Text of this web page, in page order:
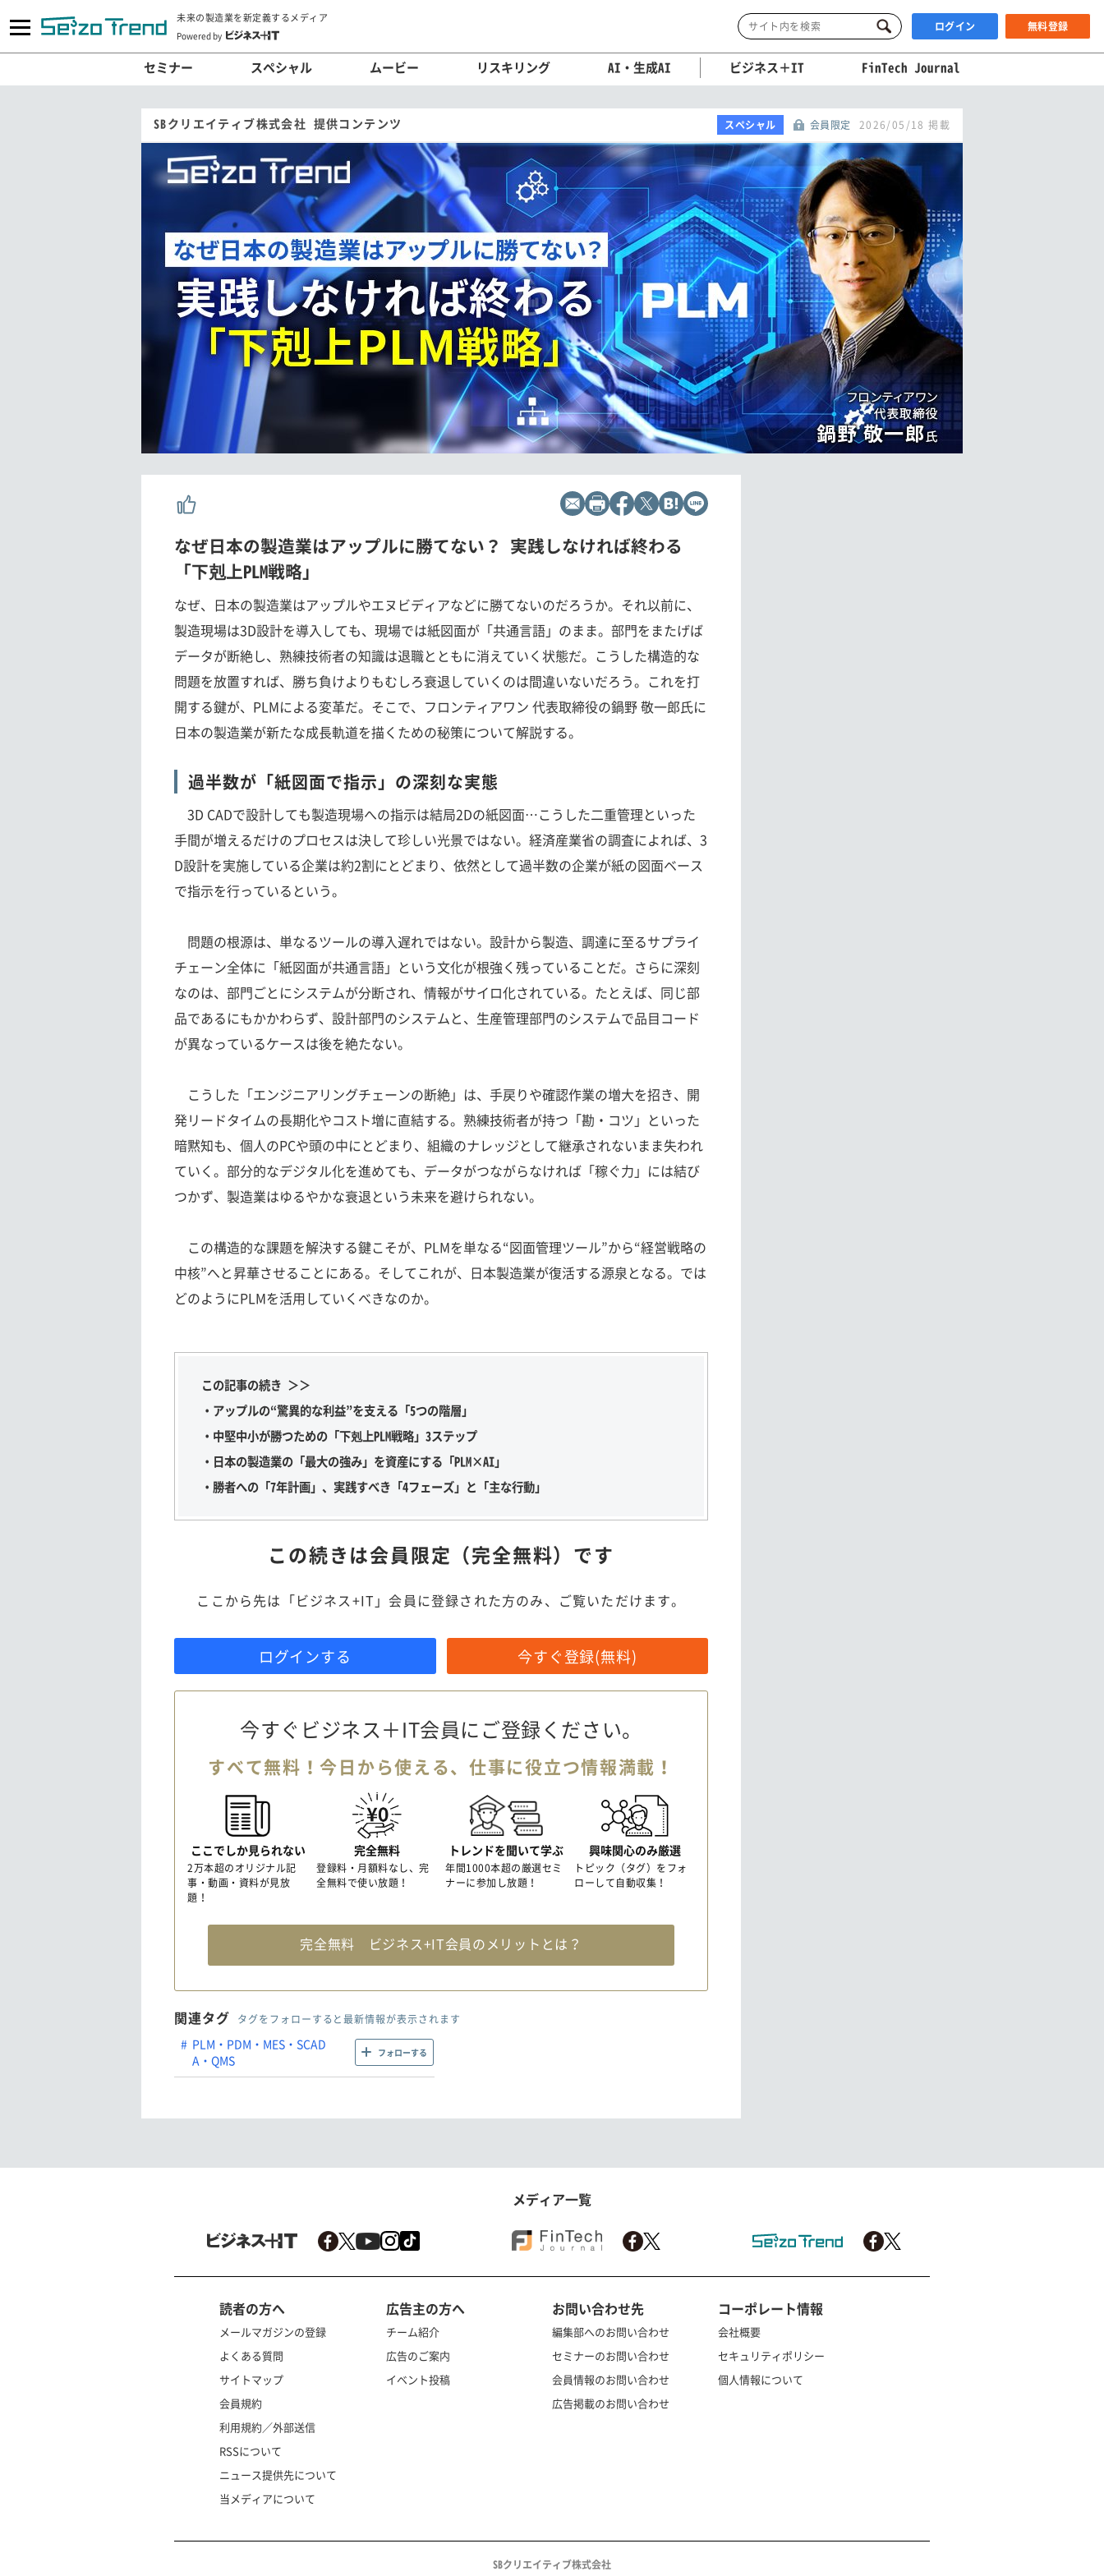
未来の製造業を新定義するメディア
Powered by
ログイン 無料登録
セミナー スペシャル ムービー リスキリング AI・生成AI ビジネス＋IT FinTech Journal
SBクリエイティブ株式会社 提供コンテンツ スペシャル 会員限定 2026/05/18 掲載
なぜ日本の製造業はアップルに勝てない？ 実践しなければ終わる
「下剋上PLM戦略」
なぜ、日本の製造業はアップルやエヌビディアなどに勝てないのだろうか。それ以前に、
製造現場は3D設計を導入しても、現場では紙図面が「共通言語」のまま。部門をまたげば
データが断絶し、熟練技術者の知識は退職とともに消えていく状態だ。こうした構造的な
問題を放置すれば、勝ち負けよりもむしろ衰退していくのは間違いないだろう。これを打
開する鍵が、PLMによる変革だ。そこで、フロンティアワン 代表取締役の鍋野 敬一郎氏に
日本の製造業が新たな成長軌道を描くための秘策について解説する。
過半数が「紙図面で指示」の深刻な実態
3D CADで設計しても製造現場への指示は結局2Dの紙図面…こうした二重管理といった
手間が増えるだけのプロセスは決して珍しい光景ではない。経済産業省の調査によれば、3
D設計を実施している企業は約2割にとどまり、依然として過半数の企業が紙の図面ベース
で指示を行っているという。
問題の根源は、単なるツールの導入遅れではない。設計から製造、調達に至るサプライ
チェーン全体に「紙図面が共通言語」という文化が根強く残っていることだ。さらに深刻
なのは、部門ごとにシステムが分断され、情報がサイロ化されている。たとえば、同じ部
品であるにもかかわらず、設計部門のシステムと、生産管理部門のシステムで品目コード
が異なっているケースは後を絶たない。
こうした「エンジニアリングチェーンの断絶」は、手戻りや確認作業の増大を招き、開
発リードタイムの長期化やコスト増に直結する。熟練技術者が持つ「勘・コツ」といった
暗黙知も、個人のPCや頭の中にとどまり、組織のナレッジとして継承されないまま失われ
ていく。部分的なデジタル化を進めても、データがつながらなければ「稼ぐ力」には結び
つかず、製造業はゆるやかな衰退という未来を避けられない。
この構造的な課題を解決する鍵こそが、PLMを単なる“図面管理ツール”から“経営戦略の
中核”へと昇華させることにある。そしてこれが、日本製造業が復活する源泉となる。では
どのようにPLMを活用していくべきなのか。
この記事の続き ＞＞
・アップルの“驚異的な利益”を支える「5つの階層」
・中堅中小が勝つための「下剋上PLM戦略」3ステップ
・日本の製造業の「最大の強み」を資産にする「PLM×AI」
・勝者への「7年計画」、実践すべき「4フェーズ」と「主な行動」
この続きは会員限定（完全無料）です
ここから先は「ビジネス+IT」会員に登録された方のみ、ご覧いただけます。
ログインする 今すぐ登録(無料)
今すぐビジネス＋IT会員にご登録ください。
すべて無料！今日から使える、仕事に役立つ情報満載！
ここでしか見られない
2万本超のオリジナル記
事・動画・資料が見放
題！
完全無料
登録料・月額料なし、完
全無料で使い放題！
トレンドを聞いて学ぶ
年間1000本超の厳選セミ
ナーに参加し放題！
興味関心のみ厳選
トピック（タグ）をフォ
ローして自動収集！
完全無料 ビジネス+IT会員のメリットとは？
関連タグ タグをフォローすると最新情報が表示されます
PLM・PDM・MES・SCAD
A・QMS
フォローする
メディア一覧
読者の方へ
メールマガジンの登録
よくある質問
サイトマップ
会員規約
利用規約／外部送信
RSSについて
ニュース提供先について
当メディアについて
広告主の方へ
チーム紹介
広告のご案内
イベント投稿
お問い合わせ先
編集部へのお問い合わせ
セミナーのお問い合わせ
会員情報のお問い合わせ
広告掲載のお問い合わせ
コーポレート情報
会社概要
セキュリティポリシー
個人情報について
SBクリエイティブ株式会社